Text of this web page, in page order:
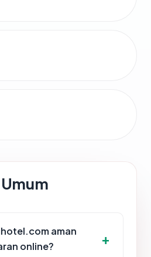
aman
online?